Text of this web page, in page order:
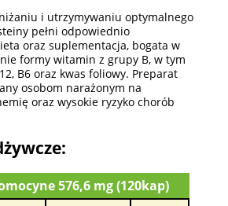
i utrzymywaniu optymalnego
pełni odpowiednio
oraz suplementacja, bogata w
formy witamin z grupy B, w tym
B6 oraz kwas foliowy. Preparat
osobom narażonym na
oraz wysokie ryzyko chorób
576,6 mg (120kap)